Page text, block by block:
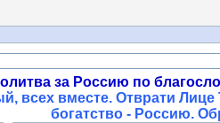
за Россию по
всех вместе. Отврати
богатство - Россию.